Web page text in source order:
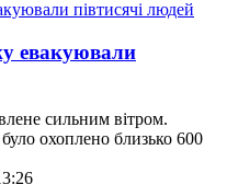
евакуювали
сильним вітром.
охоплено близько 600